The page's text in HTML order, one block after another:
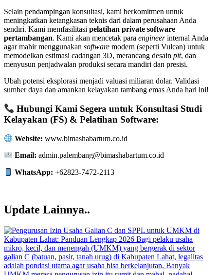
Selain pendampingan konsultasi, kami berkomitmen untuk
meningkatkan ketangkasan teknis dari dalam perusahaan Anda
sendiri. Kami memfasilitasi pelatihan private software
pertambangan. Kami akan mencetak para engineerinternal Anda
agar mahir menggunakan software modern (seperti Vulcan) untuk
memodelkan estimasi cadangan 3D, merancang desain pit, dan
menyusun penjadwalan produksi secara mandiri dan presisi.
Ubah potensi eksplorasi menjadi valuasi miliaran dolar. Validasi
sumber daya dan amankan kelayakan tambang emas Anda hari ini!
Hubungi Kami Segera untuk Konsultasi Studi
Kelayakan (FS) & Pelatihan Software:
Website: www.bimashabartum.co.id
Email: admin.palembang@bimashabartum.co.id
WhatsApp: +62823-7472-2113
Update Lainnya..